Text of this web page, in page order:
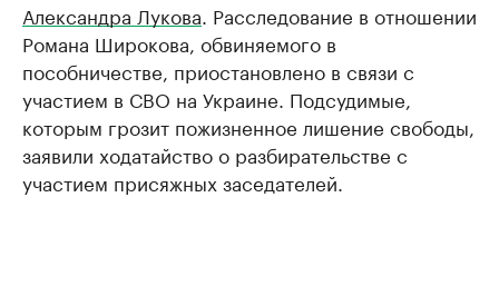
Александра Лукова . Расследование в отношении
Романа Широкова, обвиняемого в
пособничестве, приостановлено в связи с
участием в СВО на Украине. Подсудимые,
которым грозит пожизненное лишение свободы,
заявили ходатайство о разбирательстве с
участием присяжных заседателей.